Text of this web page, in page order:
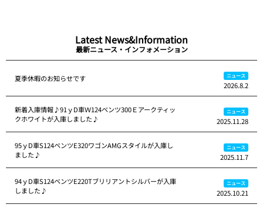
Latest News&Information
最新ニュース・インフォメーション
夏季休暇のお知らせです ニュース
2026.8.2
新着入庫情報♪91ｙD車Ｗ124ベンツ300Ｅアークティッ
クホワイトが入庫しました♪
ニュース
2025.11.28
95ｙD車S124ベンツE320ワゴンAMGスタイルが入庫し
ました♪
ニュース
2025.11.7
94ｙD車S124ベンツE220Tブリリアントシルバーが入庫
しました♪
ニュース
2025.10.21